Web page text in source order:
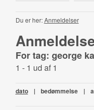
Du er her:Anmeldelser
For tag: george
1 - 1 ud af 1
dato | bedømmelse |